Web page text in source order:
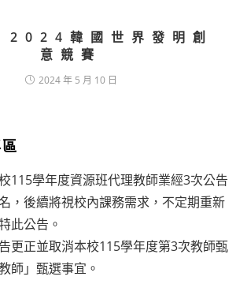
2024韓國世界發明創
意競賽
2024 年 5 月 10 日
115學年度資源班代理教師業經3次公告
，後續將視校內課務需求，不定期重新
此公告。
更正並取消本校115學年度第3次教師甄
師」甄選事宜。